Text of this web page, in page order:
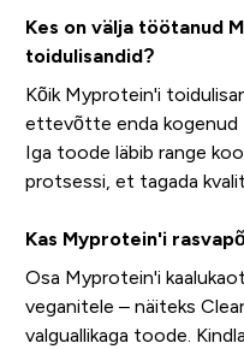
Kes on välja töötanud
toidulisandid?
Kõik Myprotein'i
ettevõtte enda kogenud
Iga toode läbib range
protsessi, et tagada
Kas Myprotein'i
Osa Myprotein'i
veganitele – näiteks
valguallikaga toode.